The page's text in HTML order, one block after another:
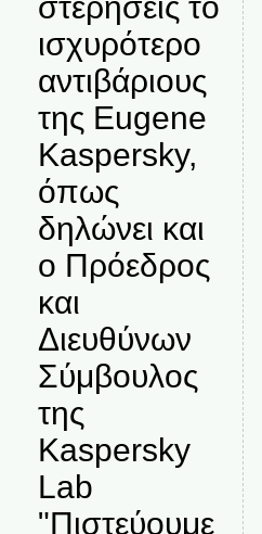
ισχυρότερο
αντιβάριους
της Eugene
Kaspersky,
όπως
δηλώνει και
ο Πρόεδρος
και
Διευθύνων
Σύμβουλος
της
Kaspersky
Lab
"Πιστεύουμε